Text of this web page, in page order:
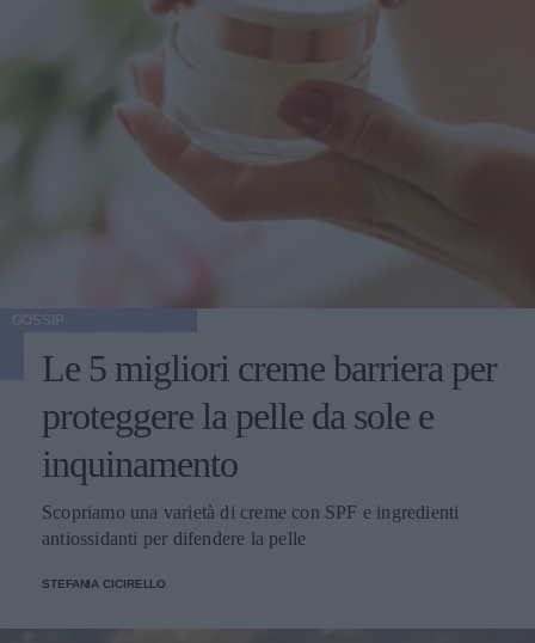
Le 5 migliori creme barriera per
proteggere la pelle da sole e
inquinamento
Scopriamo una varietà di creme con SPF e ingredienti
antiossidanti per difendere la pelle
STEFANIA CICIRELLO